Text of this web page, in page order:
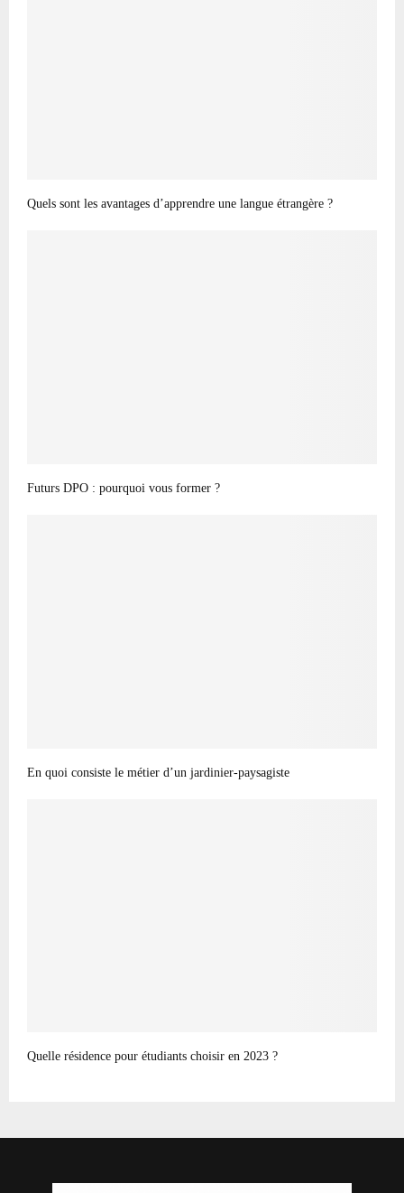
Quels sont les avantages d’apprendre une langue étrangère ?
Futurs DPO : pourquoi vous former ?
En quoi consiste le métier d’un jardinier-paysagiste
Quelle résidence pour étudiants choisir en 2023 ?